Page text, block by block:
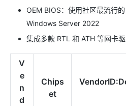
OEM BIOS：使用社区最流行
Windows Server 2022
集成多款 RTL 和 ATH 等网卡驱
V
e
n
d
Chips
et